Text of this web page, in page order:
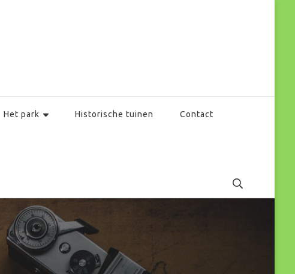
Het park Historische tuinen Contact